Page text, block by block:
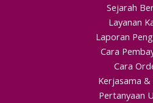
Sejarah
Layanan
Laporan
Cara
Cara
Kerjasama
Pertanyaan